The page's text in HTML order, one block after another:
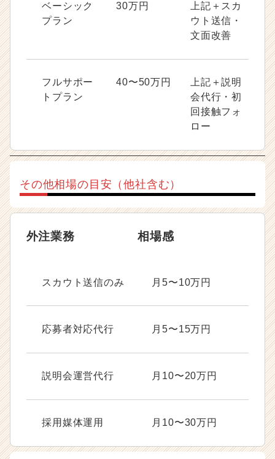
ベーシック
プラン
30万円
上記＋スカ
ウト送信・
文面改善
フルサポー
トプラン
40〜50万円
上記＋説明
会代行・初
回接触フォ
ロー
その他相場の目安（他社含む）
外注業務 相場感
スカウト送信のみ 月5〜10万円
応募者対応代行 月5〜15万円
説明会運営代行 月10〜20万円
採用媒体運用 月10〜30万円